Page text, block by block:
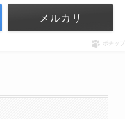
メルカリ
ポチップ